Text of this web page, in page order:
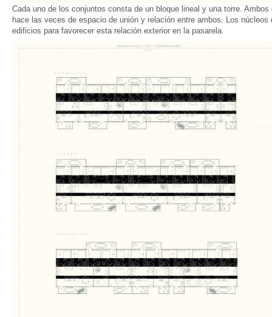
Cada uno de los conjuntos consta de un bloque lineal y una torre.
hace las veces de espacio de unión y relación entre ambos. Los
edificios para favorecer esta relación exterior en la pasarela.